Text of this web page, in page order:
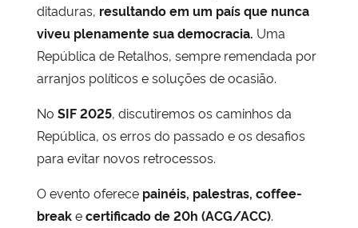
ditaduras, resultando em um país que nunca
viveu plenamente sua democracia. Uma
República de Retalhos, sempre remendada por
arranjos políticos e soluções de ocasião.
No SIF 2025, discutiremos os caminhos da
República, os erros do passado e os desafios
para evitar novos retrocessos.
O evento oferece painéis, palestras, coffee-
breakecertificado de 20h (ACG/ACC).